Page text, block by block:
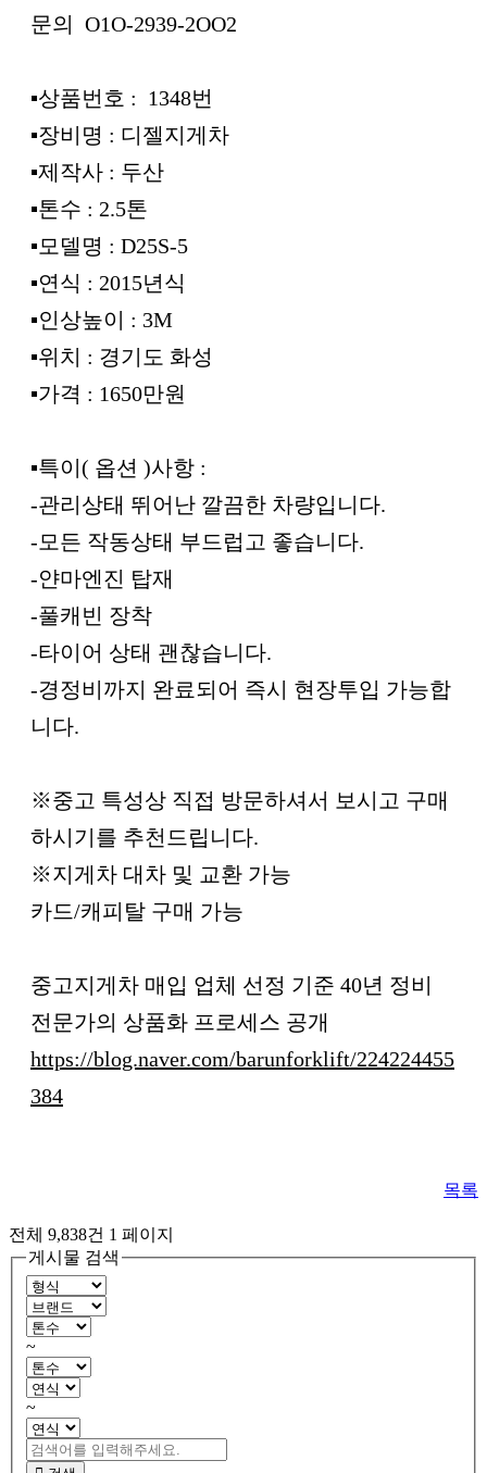
문의 O1O-2939-2OO2
▪︎상품번호 : 1348번
▪︎장비명 : 디젤지게차
▪︎제작사 : 두산
▪︎톤수 : 2.5톤
▪︎모델명 : D25S-5
▪︎연식 : 2015년식
▪︎인상높이 : 3M
▪︎위치 : 경기도 화성
▪︎가격 : 1650만원
▪︎특이( 옵션 )사항 :
-관리상태 뛰어난 깔끔한 차량입니다.
-모든 작동상태 부드럽고 좋습니다.
-얀마엔진 탑재
-풀캐빈 장착
-타이어 상태 괜찮습니다.
-경정비까지 완료되어 즉시 현장투입 가능합
니다.
※중고 특성상 직접 방문하셔서 보시고 구매
하시기를 추천드립니다.
※지게차 대차 및 교환 가능
카드/캐피탈 구매 가능
중고지게차 매입 업체 선정 기준 40년 정비
전문가의 상품화 프로세스 공개
https://blog.naver.com/barunforklift/224224455
384
목록
전체 9,838건 1 페이지
게시물 검색
~
~